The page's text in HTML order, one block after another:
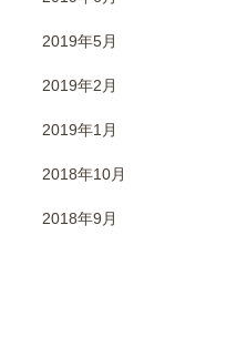
2019年5月
2019年2月
2019年1月
2018年10月
2018年9月